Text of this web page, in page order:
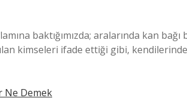
baktığımızda; aralarında kan
kimseleri ifade ettiği gibi,
Ne Demek